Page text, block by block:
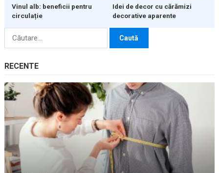
Vinul alb: beneficii pentru
circulație
Idei de decor cu cărămizi
decorative aparente
Caută
RECENTE